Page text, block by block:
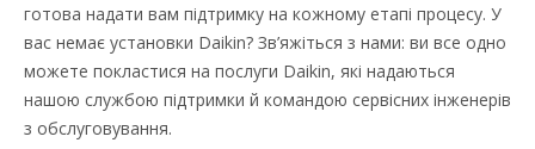
готова надати вам підтримку на кожному етапі процесу. У
вас немає установки Daikin? Зв’яжіться з нами: ви все одно
можете покластися на послуги Daikin, які надаються
нашою службою підтримки й командою сервісних інженерів
з обслуговування.